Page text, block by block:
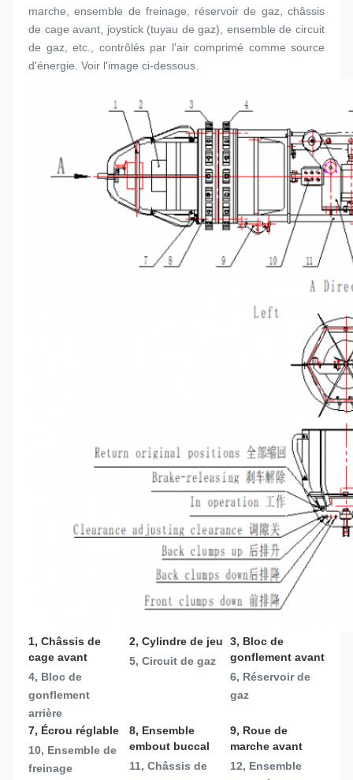
marche, ensemble de freinage, réservoir de gaz, châssis
de cage avant, joystick (tuyau de gaz), ensemble de circuit
de gaz, etc., contrôlés par l'air comprimé comme source
d'énergie. Voir l'image ci-dessous.
1, Châssis de
cage avant
4, Bloc de
gonflement
arrière
2, Cylindre de jeu
5, Circuit de gaz
3, Bloc de
gonflement avant
6, Réservoir de
gaz
7, Écrou réglable
10, Ensemble de
freinage
8, Ensemble
embout buccal
11, Châssis de
9, Roue de
marche avant
12, Ensemble